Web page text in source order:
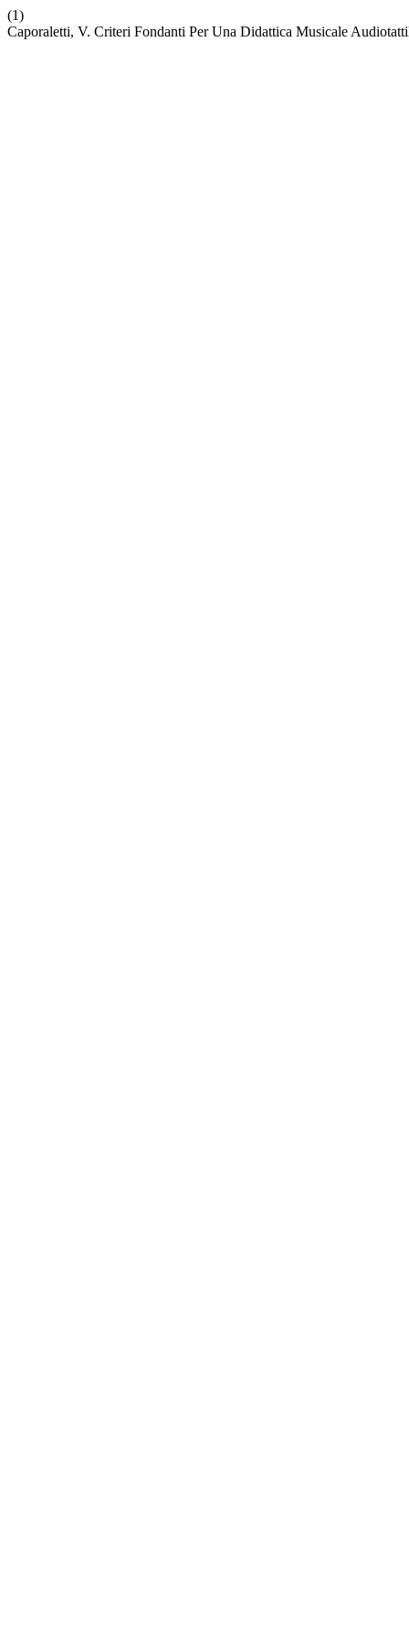
(1)
Caporaletti, V. Criteri Fondanti Per Una Didattica Musicale